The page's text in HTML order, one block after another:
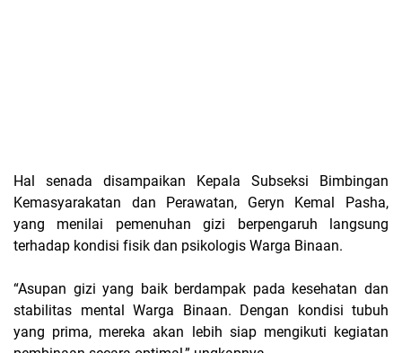
Hal senada disampaikan Kepala Subseksi Bimbingan
Kemasyarakatan dan Perawatan, Geryn Kemal Pasha,
yang menilai pemenuhan gizi berpengaruh langsung
terhadap kondisi fisik dan psikologis Warga Binaan.
“Asupan gizi yang baik berdampak pada kesehatan dan
stabilitas mental Warga Binaan. Dengan kondisi tubuh
yang prima, mereka akan lebih siap mengikuti kegiatan